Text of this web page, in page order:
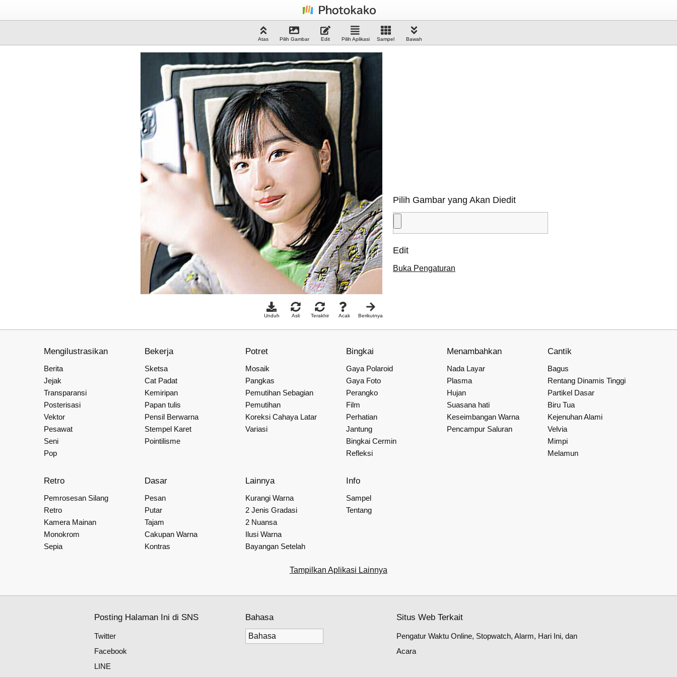
Atas Pilih Gambar Edit Pilih Aplikasi Sampel Bawah
Unduh Asli Terakhir Acak Berikutnya
Pilih Gambar yang Akan Diedit
Edit
Buka Pengaturan
Mengilustrasikan
Berita
Jejak
Transparansi
Posterisasi
Vektor
Pesawat
Seni
Pop
Bekerja
Sketsa
Cat Padat
Kemiripan
Papan tulis
Pensil Berwarna
Stempel Karet
Pointilisme
Potret
Mosaik
Pangkas
Pemutihan Sebagian
Pemutihan
Koreksi Cahaya Latar
Variasi
Bingkai
Gaya Polaroid
Gaya Foto
Perangko
Film
Perhatian
Jantung
Bingkai Cermin
Refleksi
Menambahkan
Nada Layar
Plasma
Hujan
Suasana hati
Keseimbangan Warna
Pencampur Saluran
Cantik
Bagus
Rentang Dinamis Tinggi
Partikel Dasar
Biru Tua
Kejenuhan Alami
Velvia
Mimpi
Melamun
Retro
Pemrosesan Silang
Retro
Kamera Mainan
Monokrom
Sepia
Dasar
Pesan
Putar
Tajam
Cakupan Warna
Kontras
Lainnya
Kurangi Warna
2 Jenis Gradasi
2 Nuansa
Ilusi Warna
Bayangan Setelah
Info
Sampel
Tentang
Tampilkan Aplikasi Lainnya
Posting Halaman Ini di SNS
Twitter
Facebook
LINE
Bahasa Situs Web Terkait
Pengatur Waktu Online, Stopwatch, Alarm, Hari Ini, dan
Acara